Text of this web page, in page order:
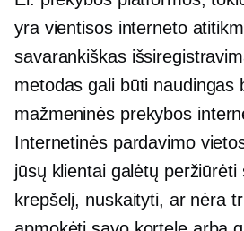
yra vientisos interneto
savarankiškas
metodas gali būti naudingas
mažmeninės prekybos
Internetinės pardavimo
jūsų klientai galėtų peržiūrėti
krepšelį, nuskaityti, ar nėra